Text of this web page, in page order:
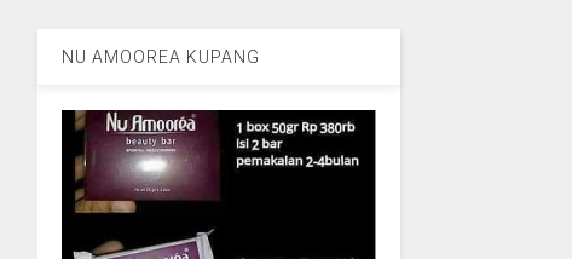
NU AMOOREA KUPANG